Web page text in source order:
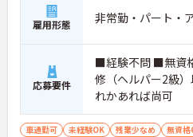
雇用形態 非常勤・パート・
応募要件
■経験不問 ■無資
修（ヘルパー2級
れかあれば尚可
車通勤可 未経験OK 残業少なめ 無資格